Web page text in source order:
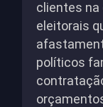
clientes na
eleitorais
políticos